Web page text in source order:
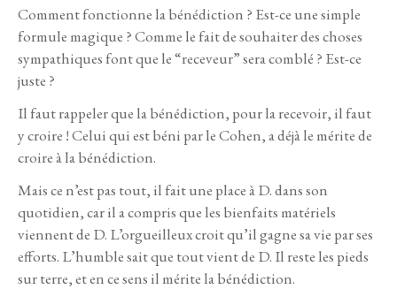
Comment fonctionne la bénédiction ? Est-ce une simple
formule magique ? Comme le fait de souhaiter des choses
sympathiques font que le “receveur” sera comblé ? Est-ce
juste ?
Il faut rappeler que la bénédiction, pour la recevoir, il faut
y croire ! Celui qui est béni par le Cohen, a déjà le mérite de
croire à la bénédiction.
Mais ce n’est pas tout, il fait une place à D. dans son
quotidien, car il a compris que les bienfaits matériels
viennent de D. L’orgueilleux croit qu’il gagne sa vie par ses
efforts. L’humble sait que tout vient de D. Il reste les pieds
sur terre, et en ce sens il mérite la bénédiction.